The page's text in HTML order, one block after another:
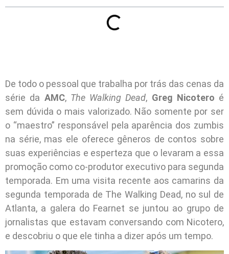
De todo o pessoal que trabalha por trás das cenas da
série da AMC, The Walking Dead, Greg Nicotero é
sem dúvida o mais valorizado. Não somente por ser
o “maestro” responsável pela aparência dos zumbis
na série, mas ele oferece gêneros de contos sobre
suas experiências e esperteza que o levaram a essa
promoção como co-produtor executivo para segunda
temporada. Em uma visita recente aos camarins da
segunda temporada de The Walking Dead, no sul de
Atlanta, a galera do Fearnet se juntou ao grupo de
jornalistas que estavam conversando com Nicotero,
e descobriu o que ele tinha a dizer após um tempo.